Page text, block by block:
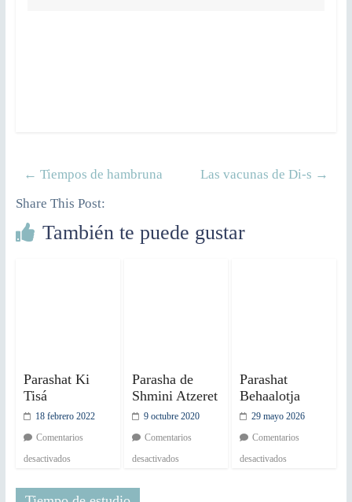
← Tiempos de hambruna Las vacunas de Di-s →
Share This Post:
También te puede gustar
Parashat Ki
Tisá
18 febrero 2022
Comentarios
desactivados
Parasha de
Shmini Atzeret
9 octubre 2020
Comentarios
desactivados
Parashat
Behaalotja
29 mayo 2026
Comentarios
desactivados